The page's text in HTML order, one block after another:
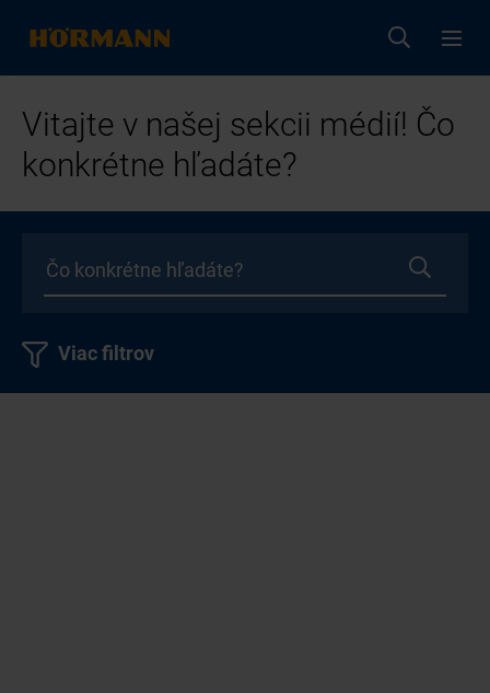
Vitajte v našej sekcii médií! Čo
konkrétne hľadáte?
Viac filtrov